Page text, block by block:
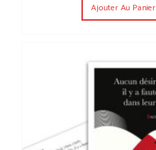
Ajouter Au Panier